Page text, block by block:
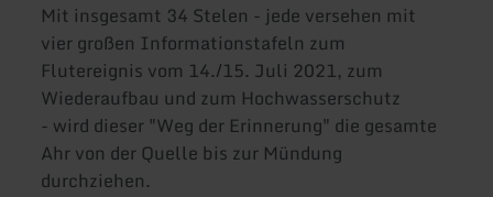
Mit insgesamt 34 Stelen - jede versehen mit
vier großen Informationstafeln zum
Flutereignis vom 14./15. Juli 2021, zum
Wiederaufbau und zum Hochwasserschutz
- wird dieser "Weg der Erinnerung" die gesamte
Ahr von der Quelle bis zur Mündung
durchziehen.